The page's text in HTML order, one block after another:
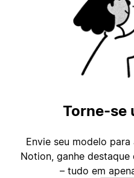
Torne-se
Envie seu modelo
Notion, ganhe
– tudo em